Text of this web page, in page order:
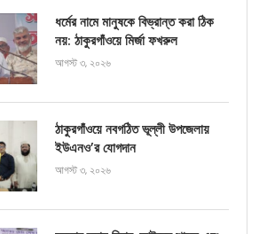
ধর্মের নামে মানুষকে বিভ্রান্ত করা ঠিক
নয়: ঠাকুরগাঁওয়ে মির্জা ফখরুল
আগস্ট ৩, ২০২৬
ঠাকুরগাঁওয়ে নবগঠিত ভূল্লী উপজেলায়
ইউএনও’র যোগদান
আগস্ট ৩, ২০২৬